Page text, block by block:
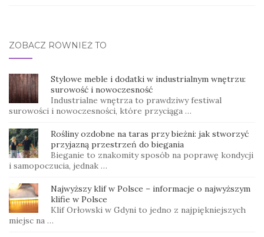
ZOBACZ RÓWNIEŻ TO
Stylowe meble i dodatki w industrialnym wnętrzu:
surowość i nowoczesność
Industrialne wnętrza to prawdziwy festiwal
surowości i nowoczesności, które przyciąga …
Rośliny ozdobne na taras przy bieżni: jak stworzyć
przyjazną przestrzeń do biegania
Bieganie to znakomity sposób na poprawę kondycji
i samopoczucia, jednak …
Najwyższy klif w Polsce – informacje o najwyższym
klifie w Polsce
Klif Orłowski w Gdyni to jedno z najpiękniejszych
miejsc na …